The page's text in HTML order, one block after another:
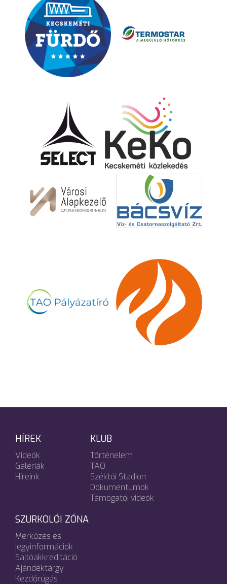
HÍREK
Videók
Galériák
Híreink
KLUB
Történelem
TAO
Széktói Stadion
Dokumentumok
Támogatói videók
SZURKOLÓI ZÓNA
Mérkőzés és
jegyinformációk
Sajtóakkreditáció
Ajándéktárgy
Kezdőrúgás